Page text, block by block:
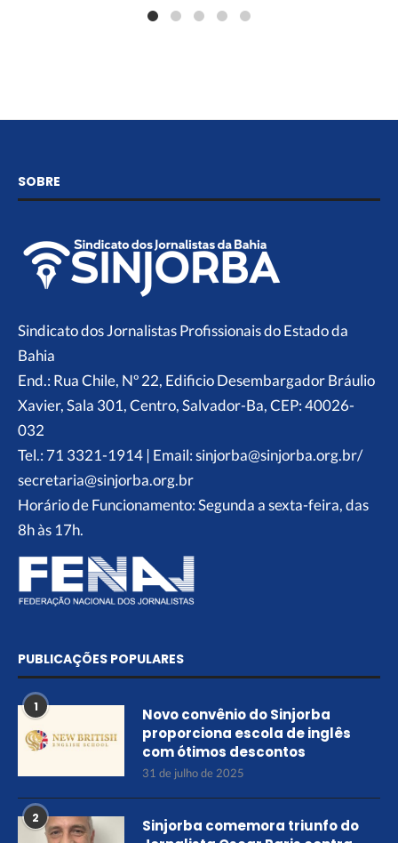
SOBRE
Sindicato dos Jornalistas Profissionais do Estado da
Bahia
End.: Rua Chile, Nº 22, Edificio Desembargador Bráulio
Xavier, Sala 301, Centro, Salvador-Ba, CEP: 40026-
032
Tel.: 71 3321-1914 | Email: sinjorba@sinjorba.org.br/
secretaria@sinjorba.org.br
Horário de Funcionamento: Segunda a sexta-feira, das
8h às 17h.
PUBLICAÇÕES POPULARES
1
Novo convênio do Sinjorba
proporciona escola de inglês
com ótimos descontos
31 de julho de 2025
2
Sinjorba comemora triunfo do